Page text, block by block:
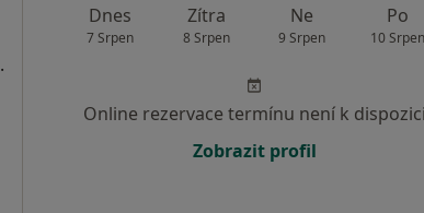
·
Dnes
7 Srpen
Zítra
8 Srpen
Ne
9 Srpen
Po
10 Srpen
Online rezervace termínu není k dispozici
Zobrazit profil